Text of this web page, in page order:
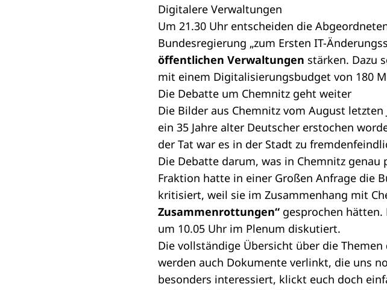
Digitalere Verwaltungen
Um 21.30 Uhr entscheiden die
Bundesregierung „zum Ersten IT-
öffentlichen Verwaltungen stärken. Dazu
mit einem Digitalisierungsbudget von 180
Die Debatte um Chemnitz geht weiter
Die Bilder aus Chemnitz vom August
ein 35 Jahre alter Deutscher erstochen
der Tat war es in der Stadt zu
Die Debatte darum, was in Chemnitz
Fraktion hatte in einer Großen Anfrage die
kritisiert, weil sie im Zusammenhang mit
Zusammenrottungen“ gesprochen hätten.
um 10.05 Uhr im Plenum diskutiert.
Die vollständige Übersicht über die
werden auch Dokumente verlinkt, die uns
besonders interessiert, klickt euch doch